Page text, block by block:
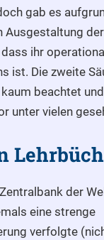
gab es
ihr
ist. Die zweite
beachtet
unter vielen
der
eine strenge
verfolgte